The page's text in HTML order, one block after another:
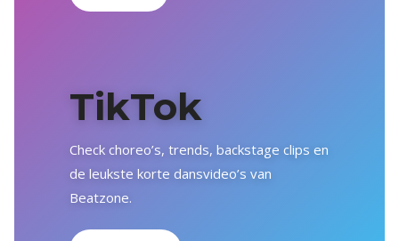
TikTok
Check choreo’s, trends, backstage clips en
de leukste korte dansvideo’s van
Beatzone.